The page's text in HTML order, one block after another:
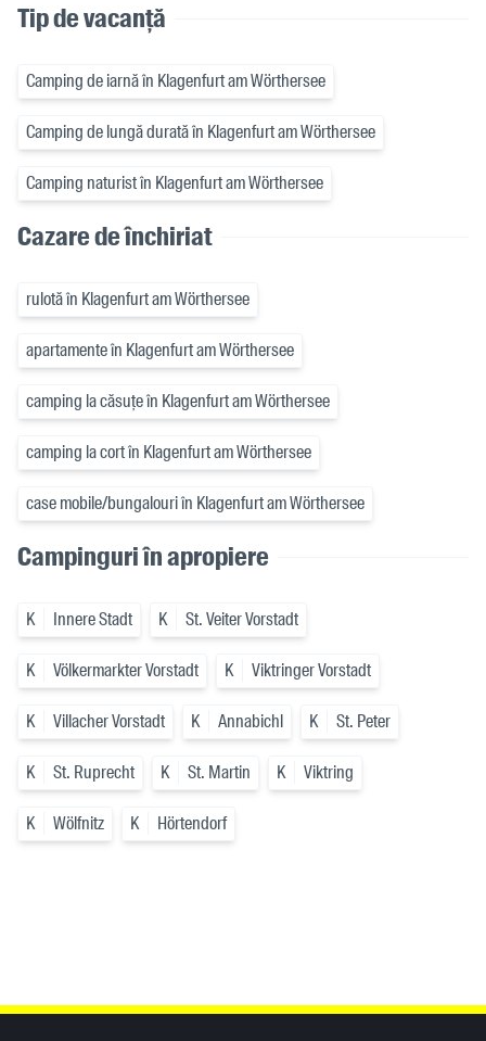
Tip de vacanță
Camping de iarnă în Klagenfurt am Wörthersee
Camping de lungă durată în Klagenfurt am Wörthersee
Camping naturist în Klagenfurt am Wörthersee
Cazare de închiriat
rulotă în Klagenfurt am Wörthersee
apartamente în Klagenfurt am Wörthersee
camping la căsuțe în Klagenfurt am Wörthersee
camping la cort în Klagenfurt am Wörthersee
case mobile/bungalouri în Klagenfurt am Wörthersee
Campinguri în apropiere
K Innere Stadt K St. Veiter Vorstadt
K Völkermarkter Vorstadt K Viktringer Vorstadt
K Villacher Vorstadt K Annabichl K St. Peter
K St. Ruprecht K St. Martin K Viktring
K Wölfnitz K Hörtendorf